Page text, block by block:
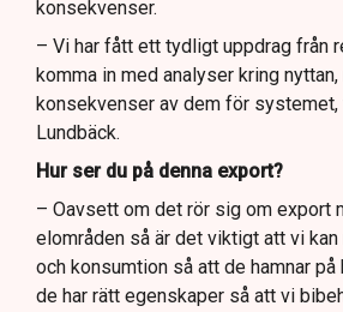
konsekvenser.
– Vi har fått ett tydligt uppdrag från
komma in med analyser kring
konsekvenser av dem för systemet,
Lundbäck.
Hur ser du på denna export?
– Oavsett om det rör sig om export
elområden så är det viktigt att vi
och konsumtion så att de hamnar
de har rätt egenskaper så att vi